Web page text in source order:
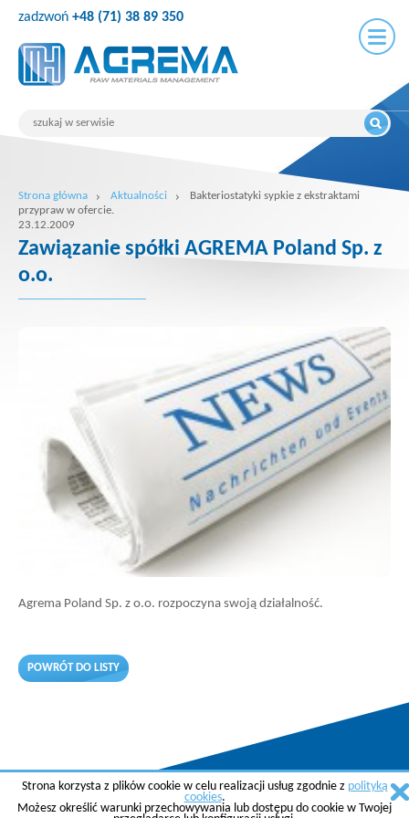
zadzwoń +48 (71) 38 89 350
Strona główna Aktualności
Bakteriostatyki sypkie z ekstraktami
przypraw w ofercie.
Zawiązanie spółki AGREMA Poland Sp. z
o.o.
23.12.2009
Agrema Poland Sp. z o.o. rozpoczyna swoją działalność.
POWRÓT DO LISTY
Copyright © 2015 AGREMA Poland Sp. z o.o.
Created bySkyGroup Sp. z o.o.
Strona korzysta z plików cookie w celu realizacji usług zgodnie z polityką
cookies.
Możesz określić warunki przechowywania lub dostępu do cookie w Twojej